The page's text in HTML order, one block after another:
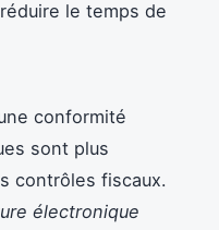
le temps de
conformité
sont plus
contrôles fiscaux.
électronique